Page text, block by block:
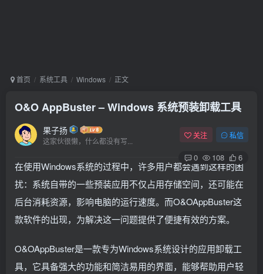
首页 系统工具 Windows 正文
O&O AppBuster – Windows 系统预装卸载工具
果子扬
这家伙很懒，什么都没有写...
关注 私信
0 108 6
在使用Windows系统的过程中，许多用户都会遇到这样的困
扰：系统自带的一些预装应用不仅占用存储空间，还可能在
后台消耗资源，影响电脑的运行速度。而O&OAppBuster这
款软件的出现，为解决这一问题提供了便捷有效的方案。
O&OAppBuster是一款专为Windows系统设计的应用卸载工
具，它具备强大的功能和简洁易用的界面，能够帮助用户轻